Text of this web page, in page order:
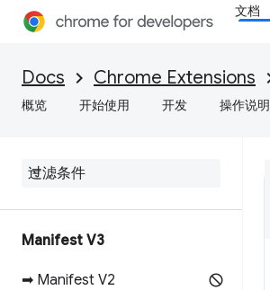
文档
Docs Chrome Extensions
概览 开始使用 开发 操作说明
Manifest V3
➡ Manifest V2